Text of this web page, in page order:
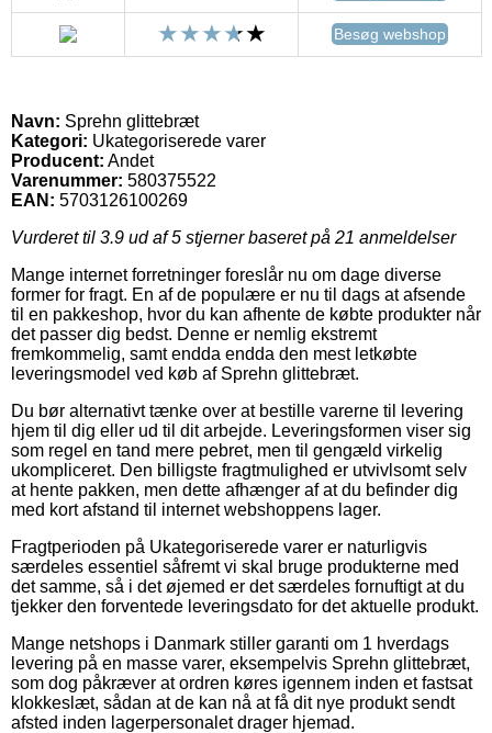
Besøg webshop
Navn: Sprehn glittebræt
Kategori: Ukategoriserede varer
Producent: Andet
Varenummer: 580375522
EAN: 5703126100269
Vurderet til 3.9 ud af 5 stjerner baseret på 21 anmeldelser
Mange internet forretninger foreslår nu om dage diverse
former for fragt. En af de populære er nu til dags at afsende
til en pakkeshop, hvor du kan afhente de købte produkter når
det passer dig bedst. Denne er nemlig ekstremt
fremkommelig, samt endda endda den mest letkøbte
leveringsmodel ved køb af Sprehn glittebræt.
Du bør alternativt tænke over at bestille varerne til levering
hjem til dig eller ud til dit arbejde. Leveringsformen viser sig
som regel en tand mere pebret, men til gengæld virkelig
ukompliceret. Den billigste fragtmulighed er utvivlsomt selv
at hente pakken, men dette afhænger af at du befinder dig
med kort afstand til internet webshoppens lager.
Fragtperioden på Ukategoriserede varer er naturligvis
særdeles essentiel såfremt vi skal bruge produkterne med
det samme, så i det øjemed er det særdeles fornuftigt at du
tjekker den forventede leveringsdato for det aktuelle produkt.
Mange netshops i Danmark stiller garanti om 1 hverdags
levering på en masse varer, eksempelvis Sprehn glittebræt,
som dog påkræver at ordren køres igennem inden et fastsat
klokkeslæt, sådan at de kan nå at få dit nye produkt sendt
afsted inden lagerpersonalet drager hjemad.